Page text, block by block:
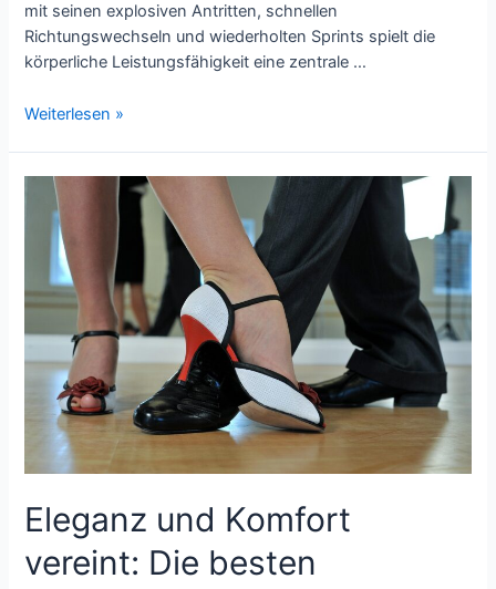
mit seinen explosiven Antritten, schnellen
Richtungswechseln und wiederholten Sprints spielt die
körperliche Leistungsfähigkeit eine zentrale …
Kreatin
etwas
Bodybuilder?
Tennisspieler
darüber
wissen
sollten
Weiterlesen »
Eleganz und Komfort
vereint: Die besten